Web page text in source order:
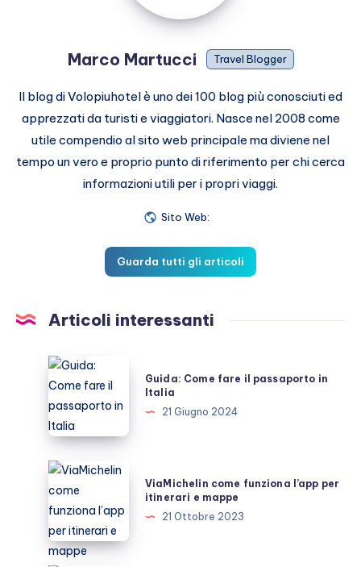
Marco Martucci Travel Blogger
Il blog di Volopiuhotel è uno dei 100 blog più conosciuti ed
apprezzati da turisti e viaggiatori. Nasce nel 2008 come
utile compendio al sito web principale ma diviene nel
tempo un vero e proprio punto di riferimento per chi cerca
informazioni utili per i propri viaggi.
Sito Web:
Guarda tutti gli articoli
Articoli interessanti
Guida:
Come
fare
il
passaporto
in
Italia
Guida: Come fare il passaporto in
Italia
21 Giugno 2024
ViaMichelin
come
funziona
l’app
per
ViaMichelin come funziona l’app per
itinerari e mappe
21 Ottobre 2023